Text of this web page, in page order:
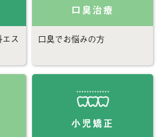
ス
口臭治療
口臭でお悩みの方
小児矯正